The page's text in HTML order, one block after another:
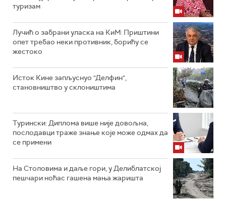
туризам
Лучић о забрани уласка на КиМ: Приштини
опет требао неки противник, борићу се
жестоко
Исток Кине запљуснуо "Делфин",
становништво у склоништима
Турински: Диплома више није довољна,
послодавци траже знање које може одмах да
се примени
На Столовима и даље гори, у Делиблатској
пешчари ноћас гашена мања жаришта